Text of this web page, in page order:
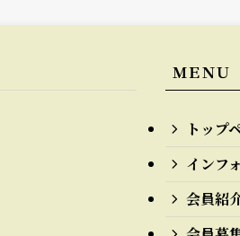
ＭＥＮＵ
トップ
インフ
会員紹